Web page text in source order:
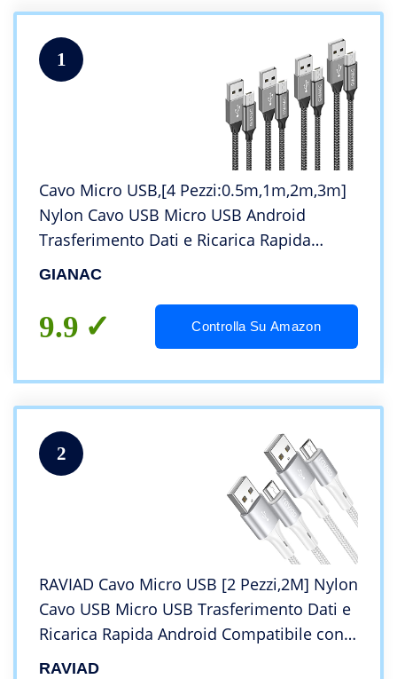
1
Cavo Micro USB,[4 Pezzi:0.5m,1m,2m,3m]
Nylon Cavo USB Micro USB Android
Trasferimento Dati e Ricarica Rapida
Compatibile con Samsung S5/S6/S7,
GIANAC
9.9 Controlla Su Amazon
2
RAVIAD Cavo Micro USB [2 Pezzi,2M] Nylon
Cavo USB Micro USB Trasferimento Dati e
Ricarica Rapida Android Compatibile con
Samsung Galaxy S7/S6/S5/J7/Note5,
RAVIAD